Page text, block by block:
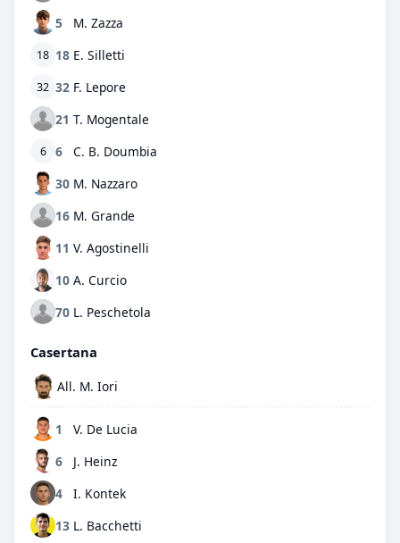
5
M. Zazza
18 18 E. Silletti
32 32 F. Lepore
21 T. Mogentale
6 6
C. B. Doumbia
30 M. Nazzaro
16 M. Grande
11 V. Agostinelli
10 A. Curcio
70 L. Peschetola
Casertana
All. M. Iori
1
V. De Lucia
6
J. Heinz
4
I. Kontek
13 L. Bacchetti